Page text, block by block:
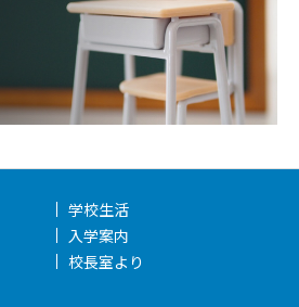
学校生活
入学案内
校長室より